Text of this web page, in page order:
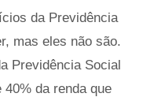
da Previdência
mas eles não são.
Previdência Social
da renda que